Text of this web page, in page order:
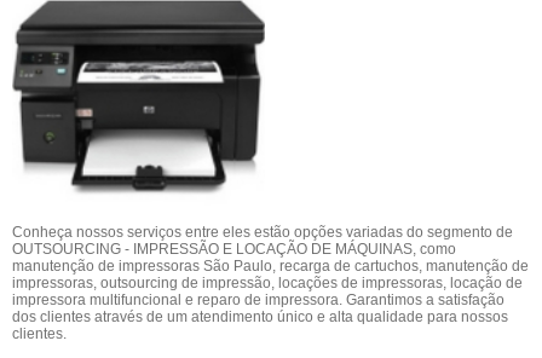
Conheça nossos serviços entre eles estão opções variadas do segmento de
OUTSOURCING - IMPRESSÃO E LOCAÇÃO DE MÁQUINAS, como
manutenção de impressoras São Paulo, recarga de cartuchos, manutenção de
impressoras, outsourcing de impressão, locações de impressoras, locação de
impressora multifuncional e reparo de impressora. Garantimos a satisfação
dos clientes através de um atendimento único e alta qualidade para nossos
clientes.